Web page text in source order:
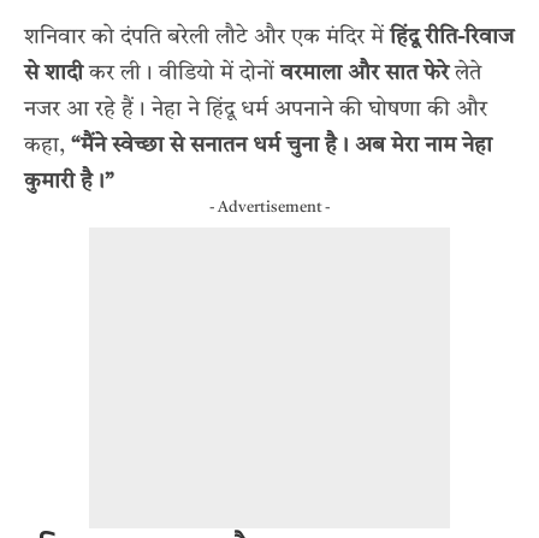
शनिवार को दंपति बरेली लौटे और एक मंदिर मेंहिंदू रीति-रिवाज
से शादीकर ली। वीडियो में दोनोंवरमाला और सात फेरेलेते
नजर आ रहे हैं। नेहा ने हिंदू धर्म अपनाने की घोषणा की और
कहा, “मैंने स्वेच्छा से सनातन धर्म चुना है। अब मेरा नाम नेहा
कुमारी है।”
- Advertisement -